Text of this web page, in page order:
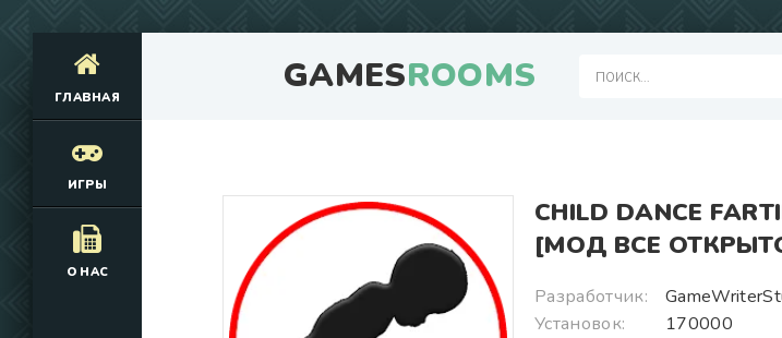
GAMESROOMS
ГЛАВНАЯ
ИГРЫ
О НАС
CHILD DANCE
[МОД ВСЕ
Разработчик:
Установок:
170000